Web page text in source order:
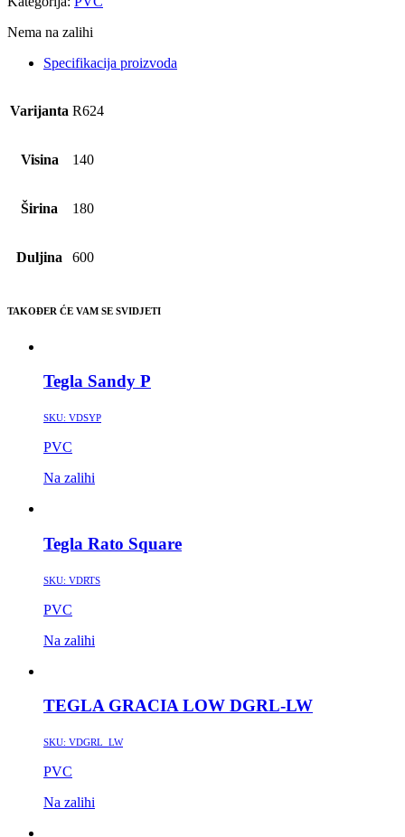
Nema na zalihi
Specifikacija proizvoda
Varijanta R624
Visina 140
Širina 180
Duljina 600
TAKOĐER ĆE VAM SE SVIDJETI
Tegla Sandy P
SKU: VDSYP
PVC
Na zalihi
Tegla Rato Square
SKU: VDRTS
PVC
Na zalihi
TEGLA GRACIA LOW DGRL-LW
SKU: VDGRL_LW
PVC
Na zalihi